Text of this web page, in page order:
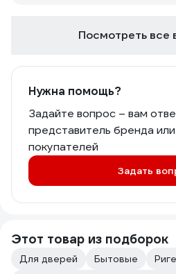
Посмотреть все
Нужна помощь?
Задайте вопрос – вам
представитель бренда
покупателей
Задать
Этот товар из подборок
Для дверей Бытовые